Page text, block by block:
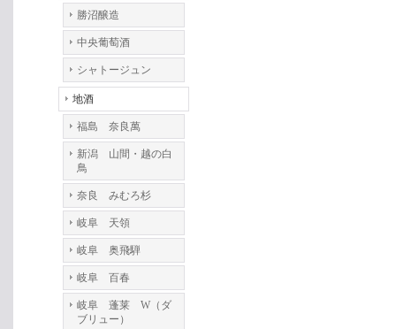
勝沼醸造
中央葡萄酒
シャトージュン
地酒
福島 奈良萬
新潟 山間・越の白
鳥
奈良 みむろ杉
岐阜 天領
岐阜 奥飛騨
岐阜 百春
岐阜 蓬莱 W（ダ
ブリュー）